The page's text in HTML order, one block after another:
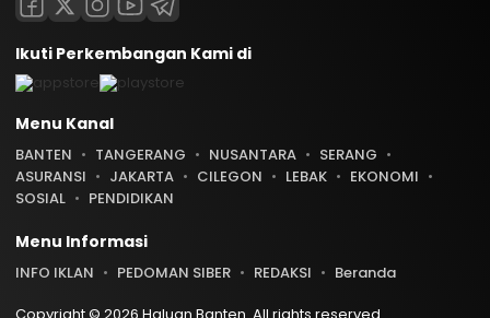
Ikuti Perkembangan Kami di
Menu Kanal
BANTEN TANGERANG NUSANTARA
SERANG
ASURANSI
JAKARTA CILEGON LEBAK
EKONOMI
SOSIAL
PENDIDIKAN
Menu Informasi
INFO IKLAN PEDOMAN SIBER REDAKSI
Beranda